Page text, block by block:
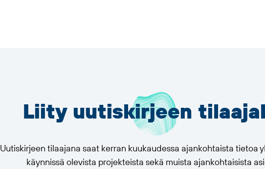
Liity uutiskirjeen
Uutiskirjeen tilaajana saat kerran kuukaudessa ajankohtaista tietoa
käynnissä olevista projekteista sekä muista ajankohtaisista